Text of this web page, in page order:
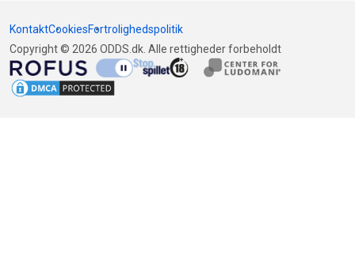
KontaktCookiesFortrolighedspolitik
Copyright © 2026 ODDS.dk. Alle rettigheder forbeholdt